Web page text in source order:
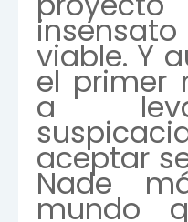
viable. Y
el primer
a
aceptar
Nade
mundo